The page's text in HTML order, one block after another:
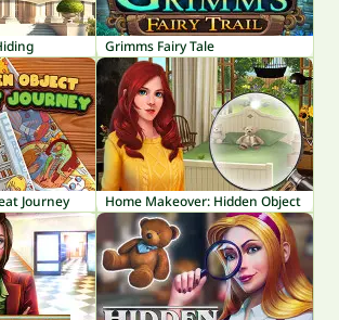
Grimms Fairy Tale
Journey Home Makeover: Hidden Object